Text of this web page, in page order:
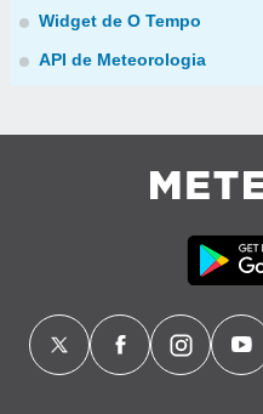
Widget de O Tempo
API de Meteorologia